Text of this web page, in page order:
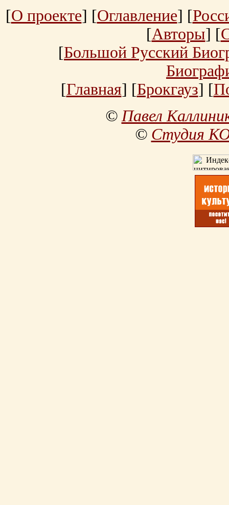
[О проекте] [Оглавление] [
[Авторы] [
[Большой Русский
[Главная] [Брокгауз] [
©Павел
© Студия